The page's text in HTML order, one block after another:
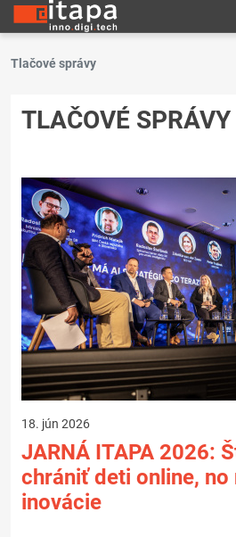
Tlačové správy
TLAČOVÉ SPRÁVY
18. jún 2026
JARNÁ ITAPA 2026:
chrániť deti online,
inovácie